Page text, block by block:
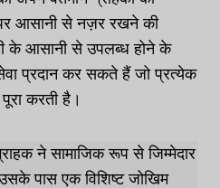
आसानी से नज़र रखने की
के आसानी से उपलब्ध होने के
प्रदान कर सकते हैं जो प्रत्येक
करती है।
ने सामाजिक रूप से जिम्मेदार
पास एक विशिष्ट जोखिम